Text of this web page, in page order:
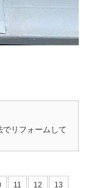
リフォームして
11 12 13